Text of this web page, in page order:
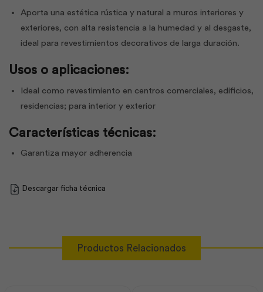
Aporta una estética rústica y natural a muros interiores y
exteriores, con alta resistencia a la humedad y al desgaste,
ideal para revestimientos decorativos de larga duración.
Usos o aplicaciones:
Ideal como revestimiento en centros comerciales, edificios,
residencias; para interior y exterior
Características técnicas:
Garantiza mayor adherencia
Descargar ficha técnica
Productos Relacionados